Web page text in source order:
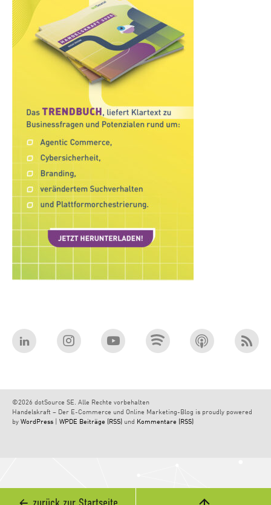
©2026 dotSource SE. Alle Rechte vorbehalten
Handelskraft – Der E-Commerce und Online Marketing-Blog is proudly powered
by WordPress WPDE Beiträge (RSS) und Kommentare (RSS)